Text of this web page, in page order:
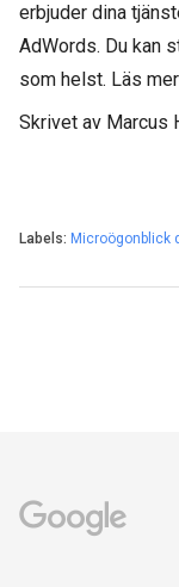
erbjuder dina
AdWords. Du kan
som helst. Läs mer
Skrivet av Marcus
Labels: Microögonblick